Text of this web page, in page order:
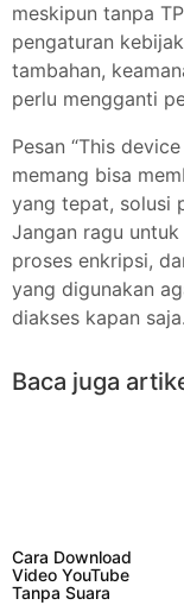
meskipun tanpa
pengaturan
tambahan,
perlu mengganti
Pesan “This
memang bisa
yang tepat, solusi
Jangan ragu
proses enkripsi,
yang digunakan
diakses kapan saja.
Baca juga
Cara Download
Video YouTube
Tanpa Suara